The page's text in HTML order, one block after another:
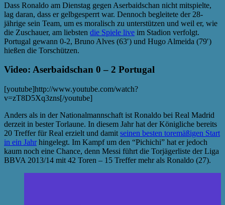
Dass Ronaldo am Dienstag gegen Aserbaidschan nicht mitspielte,
lag daran, dass er gelbgesperrt war. Dennoch begleitete der 28-
jährige sein Team, um es moralisch zu unterstützen und weil er, wie
die Zuschauer, am liebsten die Spiele live im Stadion verfolgt.
Portugal gewann 0-2, Bruno Alves (63′) und Hugo Almeida (79′)
hießen die Torschützen.
Video: Aserbaidschan 0 – 2 Portugal
[youtube]http://www.youtube.com/watch?
v=zT8D5Xq3zns[/youtube]
Anders als in der Nationalmannschaft ist Ronaldo bei Real Madrid
derzeit in bester Torlaune. In diesem Jahr hat der Königliche bereits
20 Treffer für Real erzielt und damit seinen besten toremäßigen Start
in ein Jahrhingelegt. Im Kampf um den “Pichichi” hat er jedoch
kaum noch eine Chance, denn Messi führt die Torjägerliste der Liga
BBVA 2013/14 mit 42 Toren – 15 Treffer mehr als Ronaldo (27).